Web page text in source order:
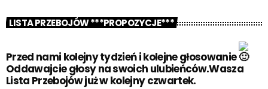
LISTA PRZEBOJÓW ***PROPOZYCJE***
Przed nami kolejny tydzień i kolejne głosowanie
Oddawajcie głosy na swoich ulubieńców.Wasza
Lista Przebojów już w kolejny czwartek.